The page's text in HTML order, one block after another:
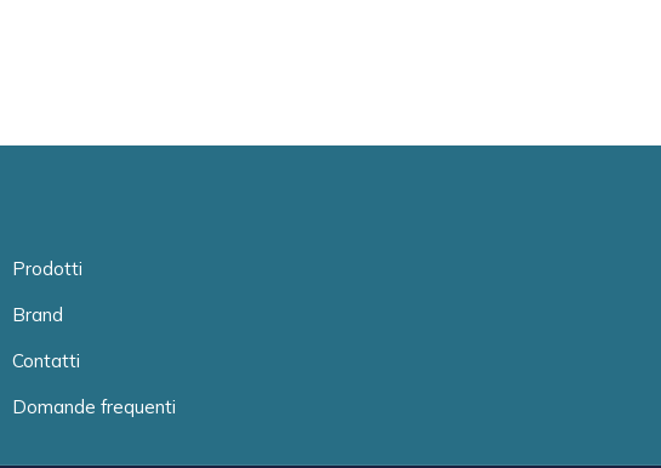
Prodotti
Brand
Contatti
Domande frequenti